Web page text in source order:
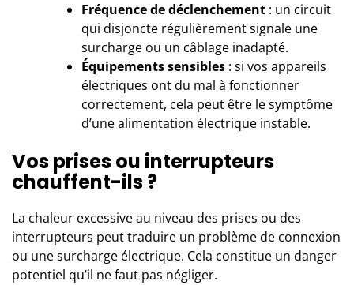
Fréquence de déclenchement : un circuit
qui disjoncte régulièrement signale une
surcharge ou un câblage inadapté.
Équipements sensibles : si vos appareils
électriques ont du mal à fonctionner
correctement, cela peut être le symptôme
d’une alimentation électrique instable.
Vos prises ou interrupteurs
chauffent-ils ?
La chaleur excessive au niveau des prises ou des
interrupteurs peut traduire un problème de connexion
ou une surcharge électrique. Cela constitue un danger
potentiel qu’il ne faut pas négliger.